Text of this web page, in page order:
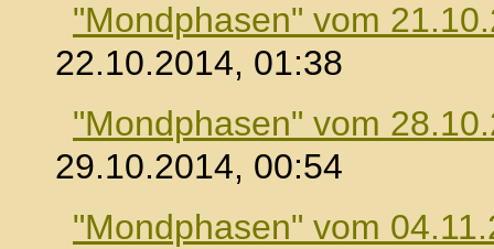
"Mondphasen" vom
22.10.2014, 01:38
"Mondphasen" vom
29.10.2014, 00:54
"Mondphasen" vom